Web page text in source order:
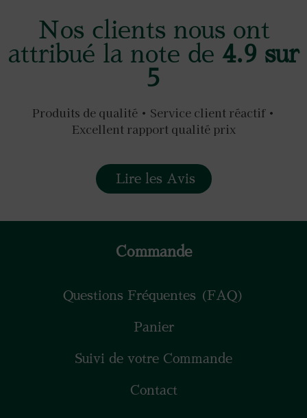
Nos clients nous ont
attribué la note de 4.9 sur
5
Produits de qualité • Service client réactif •
Excellent rapport qualité prix
Lire les Avis
Commande
Questions Fréquentes (FAQ)
Panier
Suivi de votre Commande
Contact